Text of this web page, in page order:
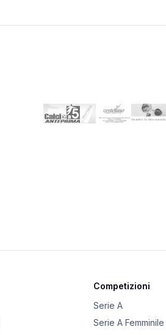
Competizioni
Serie A
Serie A Femminile